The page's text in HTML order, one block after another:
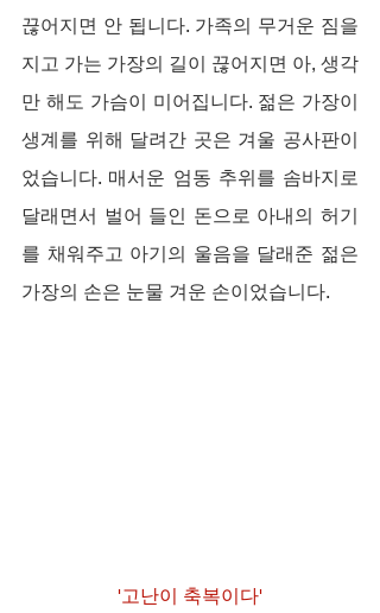
끊어지면 안 됩니다. 가족의 무거운 짐을
지고 가는 가장의 길이 끊어지면 아, 생각
만 해도 가슴이 미어집니다. 젊은 가장이
생계를 위해 달려간 곳은 겨울 공사판이
었습니다. 매서운 엄동 추위를 솜바지로
달래면서 벌어 들인 돈으로 아내의 허기
를 채워주고 아기의 울음을 달래준 젊은
가장의 손은 눈물 겨운 손이었습니다.
'고난이 축복이다'